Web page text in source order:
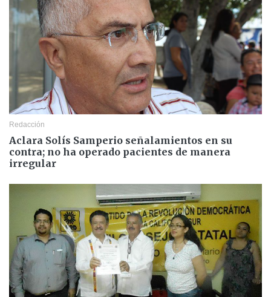
Redacción
Aclara Solís Samperio señalamientos en su
contra; no ha operado pacientes de manera
irregular